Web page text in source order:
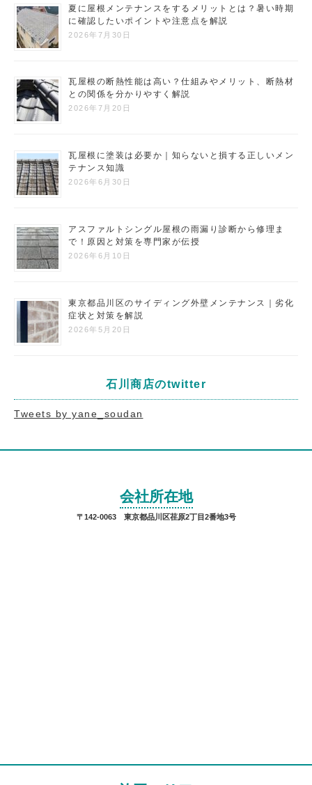
夏に屋根メンテナンスをするメリットとは？暑い時期
に確認したいポイントや注意点を解説
2026年7月30日
瓦屋根の断熱性能は高い？仕組みやメリット、断熱材
との関係を分かりやすく解説
2026年7月20日
瓦屋根に塗装は必要か｜知らないと損する正しいメン
テナンス知識
2026年6月30日
アスファルトシングル屋根の雨漏り診断から修理ま
で！原因と対策を専門家が伝授
2026年6月10日
東京都品川区のサイディング外壁メンテナンス｜劣化
症状と対策を解説
2026年5月20日
石川商店のtwitter
Tweets by yane_soudan
会社所在地
〒142-0063 東京都品川区荏原2丁目2番地3号